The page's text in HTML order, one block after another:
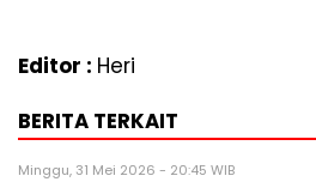
Editor : Heri
BERITA TERKAIT
Minggu, 31 Mei 2026 - 20:45 WIB